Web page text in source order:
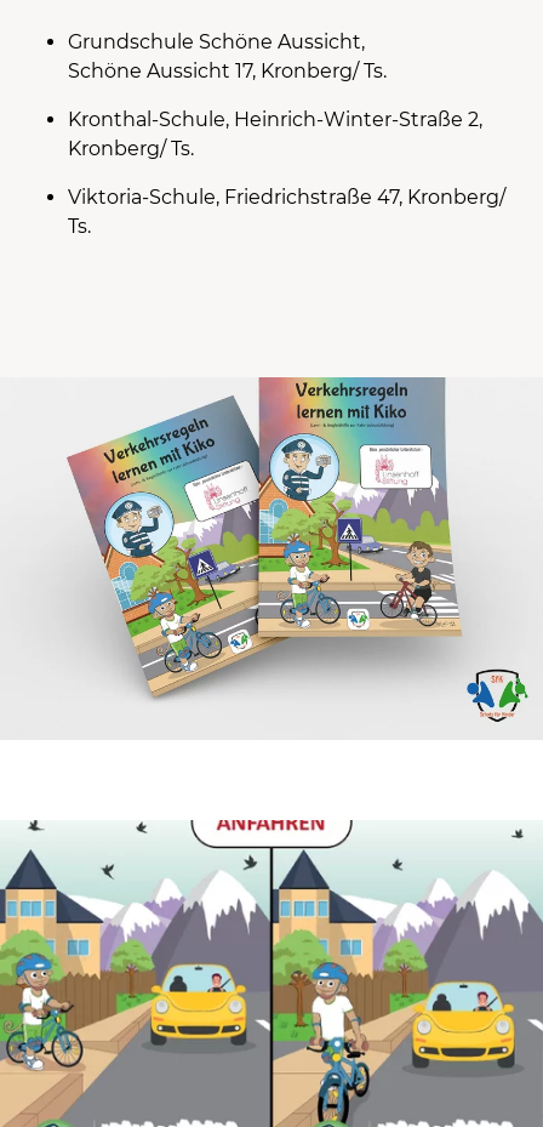
Grundschule Schöne Aussicht,
Schöne Aussicht 17, Kronberg/ Ts.
Kronthal-Schule, Heinrich-Winter-Straße 2,
Kronberg/ Ts.
Viktoria-Schule, Friedrichstraße 47, Kronberg/
Ts.